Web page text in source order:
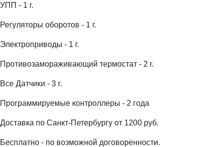
УПП - 1 г.
Регуляторы оборотов - 1 г.
Электроприводы - 1 г.
Противозамораживающий термостат - 2 г.
Все Датчики - 3 г.
Программируемые контроллеры - 2 года
Доставка по Санкт-Петербургу от 1200 руб.
Бесплатно - по возможной договоренности.